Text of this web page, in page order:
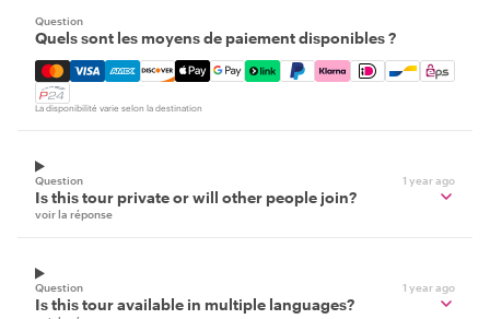
Question
Quels sont les moyens de paiement disponibles ?
Mastercard, Visa, Amex, Discover, Apple Pay, Google
La disponibilité varie selon la destination
Question 1 year ago
Is this tour private or will other people join?
voir la réponse
Question 1 year ago
Is this tour available in multiple languages?